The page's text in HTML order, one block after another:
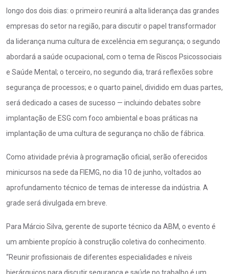
longo dos dois dias: o primeiro reunirá a alta liderança das grandes
empresas do setor na região, para discutir o papel transformador
da liderança numa cultura de excelência em segurança; o segundo
abordará a saúde ocupacional, com o tema de Riscos Psicossociais
e Saúde Mental; o terceiro, no segundo dia, trará reflexões sobre
segurança de processos; e o quarto painel, dividido em duas partes,
será dedicado a cases de sucesso — incluindo debates sobre
implantação de ESG com foco ambiental e boas práticas na
implantação de uma cultura de segurança no chão de fábrica.
Como atividade prévia à programação oficial, serão oferecidos
minicursos na sede da FIEMG, no dia 10 de junho, voltados ao
aprofundamento técnico de temas de interesse da indústria. A
grade será divulgada em breve.
Para Márcio Silva, gerente de suporte técnico da ABM, o evento é
um ambiente propício à construção coletiva do conhecimento.
“Reunir profissionais de diferentes especialidades e níveis
hierárquicos para discutir segurança e saúde no trabalho é um